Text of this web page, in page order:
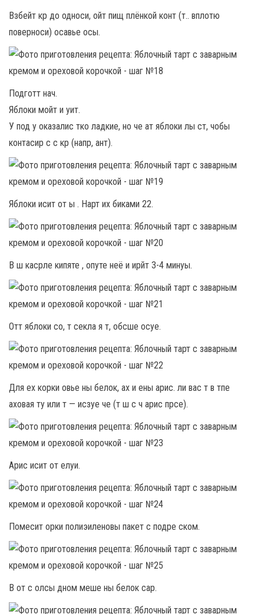
Взбейт кр до односи, ойт пищ плёнкой конт (т.. вплотю
поверноси) осавье осы.
Подготт нач.
Яблоки мойт и уит.
У под у оказалис тко ладкие, но че ат яблоки лы ст, чобы
контасир с с кр (напр, ант).
Яблоки исит от ы . Нарт их биками 22.
В ш касрле кипяте , опуте неё и ирйт 3-4 минуы.
Отт яблоки со, т секла я т, обсше осуе.
Для ех корки овье ны белок, ах и ены арис. ли вас т в тпе
аховая ту или т — исзуе че (т ш с ч арис прсе).
Арис исит от елуи.
Помесит орки полиэиленовы пакет с подре ском.
В от с олсы дном меше ны белок сар.